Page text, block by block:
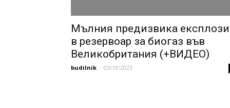
Мълния предизвика
в резeрвоар за биогаз във
Великобритания (+ВИДЕО)
budilnik - 03/10/2023